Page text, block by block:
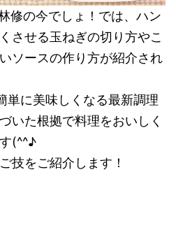
修の今でしょ！では、ハン
させる玉ねぎの切り方やこ
ソースの作り方が紹介され
単に美味しくなる最新調理
いた根拠で料理をおいしく
(^^♪
技をご紹介します！